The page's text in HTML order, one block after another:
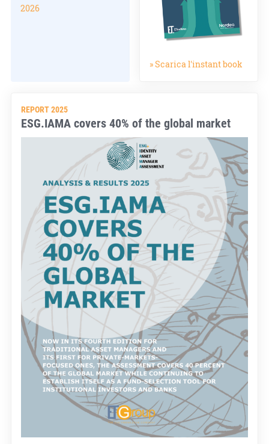
2026
» Scarica l'instant book
REPORT 2025
ESG.IAMA covers 40% of the global market